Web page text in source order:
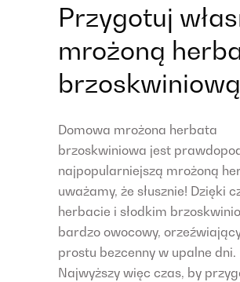
Przygotuj
mrożoną
brzoskwiniową
Domowa mrożona herbata
brzoskwiniowa jest
najpopularniejszą mrożoną
uważamy, że słusznie! Dzięki
herbacie i słodkim
bardzo owocowy,
prostu bezcenny w upalne dni.
Najwyższy więc czas, by